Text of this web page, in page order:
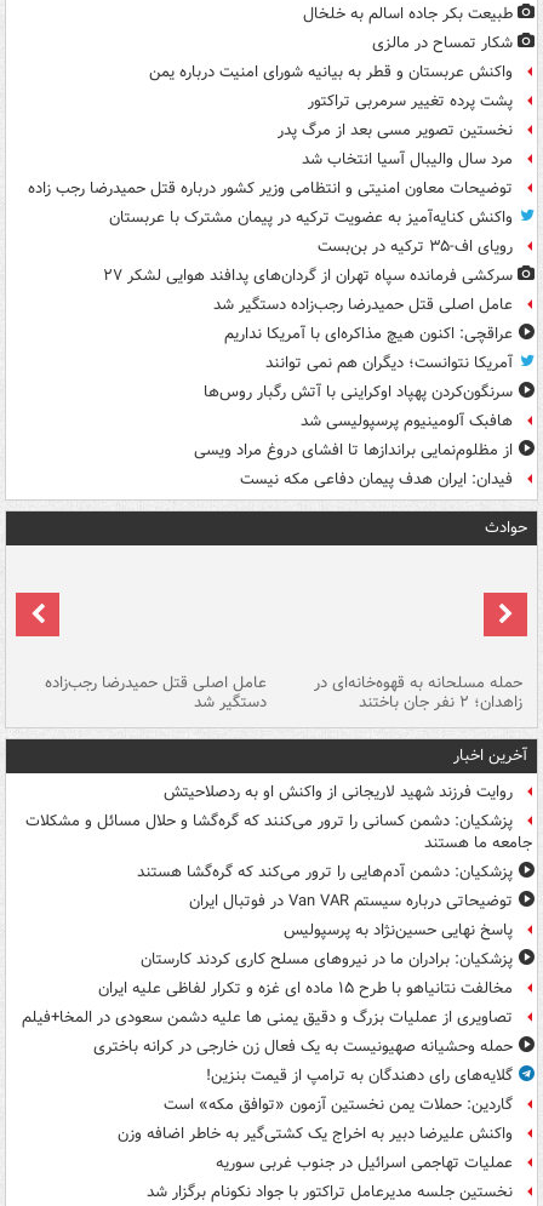
طبیعت بکر جاده اسالم به خلخال
شکار تمساح در مالزی
واکنش عربستان و قطر به بیانیه شورای امنیت درباره یمن
پشت پرده تغییر سرمربی تراکتور
نخستین تصویر مسی بعد از مرگ پدر
مرد سال والیبال آسیا انتخاب شد
توضیحات معاون امنیتی و انتظامی وزیر کشور درباره قتل حمیدرضا رجب زاده
واکنش کنایه‌آمیز به عضویت ترکیه در پیمان مشترک با عربستان
رویای اف-۳۵ ترکیه در بن‌بست
سرکشی فرمانده سپاه تهران از گردان‌های پدافند هوایی لشکر ۲۷
عامل اصلی قتل حمیدرضا رجب‌زاده دستگیر شد
عراقچی: اکنون هیچ مذاکره‌ای با آمریکا نداریم
آمریکا نتوانست؛ دیگران هم نمی توانند
سرنگون‌کردن پهپاد اوکراینی با آتش رگبار روس‌ها
هافبک آلومینیوم پرسپولیسی شد
از مظلوم‌نمایی براندازها تا افشای دروغ مراد ویسی
فیدان: ایران هدف پیمان دفاعی مکه نیست
حوادث
حمله مسلحانه به قهوه‌خانه‌ای در
زاهدان؛ ۲ نفر جان باختند
عامل اصلی قتل حمیدرضا رجب‌زاده
دستگیر شد
آخرین اخبار
روایت فرزند شهید لاریجانی از واکنش او به ردصلاحیتش
پزشکیان: دشمن کسانی را ترور می‌کنند که گره‌گشا و حلال مسائل و مشکلات
جامعه ما هستند
پزشکیان: دشمن آدم‌هایی را ترور می‌کند که گره‌گشا هستند
توضیحاتی درباره سیستم Van VAR در فوتبال ایران
پاسخ نهایی حسین‌نژاد به پرسپولیس
پزشکیان: برادران ما در نیروهای مسلح کاری کردند کارستان
مخالفت نتانیاهو با طرح ۱۵ ماده ای غزه و تکرار لفاظی علیه ایران
تصاویری از عملیات بزرگ و دقیق یمنی ها علیه دشمن سعودی در المخا+فیلم
حمله وحشیانه صهیونیست به یک فعال زن خارجی در کرانه باختری
گلایه‌های رای دهندگان به ترامپ از قیمت بنزین!
گاردین: حملات یمن نخستین آزمون «توافق مکه» است
واکنش علیرضا دبیر به اخراج یک کشتی‌گیر به خاطر اضافه وزن
عملیات تهاجمی اسرائیل در جنوب غربی سوریه
نخستین جلسه مدیرعامل تراکتور با جواد نکونام برگزار شد